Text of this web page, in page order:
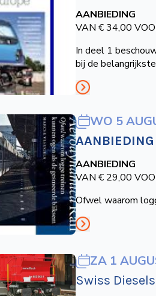
AANBIEDING
VAN € 34,00
In deel 1
bij de
WO 5
AANBIEDING
AANBIEDING
VAN € 29,00
Ofwel waarom
ZA 1
Swiss